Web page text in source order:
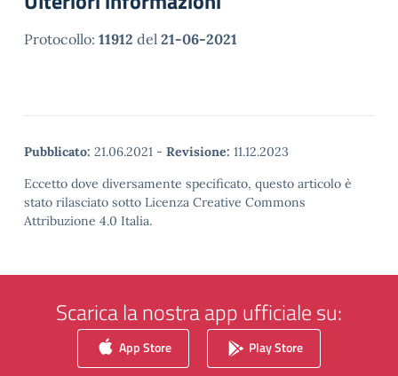
Protocollo: 11912 del 21-06-2021
Pubblicato: 21.06.2021 - Revisione: 11.12.2023
Eccetto dove diversamente specificato, questo articolo è
stato rilasciato sotto Licenza Creative Commons
Attribuzione 4.0 Italia.
Scarica la nostra app ufficiale su:
App Store Play Store